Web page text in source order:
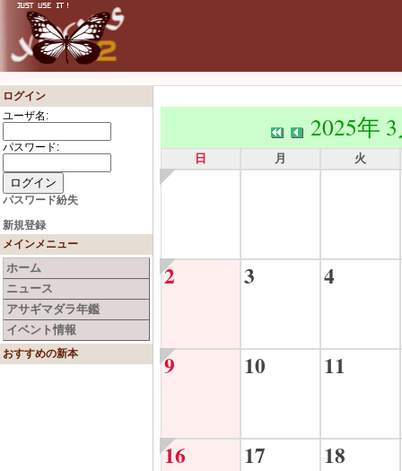
ログイン
ユーザ名:
パスワード:
パスワード紛失
新規登録
メインメニュー
ホーム
ニュース
アサギマダラ年鑑
イベント情報
おすすめの新本
2025年
日 月 火
2 3 4
9 10 11
16 17 18